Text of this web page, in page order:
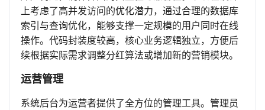
上考虑了高并发访问的优化潜力，通过合理的数据库
索引与查询优化，能够支撑一定规模的用户同时在线
操作。代码封装度较高，核心业务逻辑独立，方便后
续根据实际需求调整分红算法或增加新的营销模块。
运营管理
系统后台为运营者提供了全方位的管理工具。管理员